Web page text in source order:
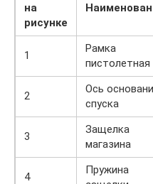
на
рисунке
1
Рамка
пистолетная
2
Ось
спуска
3
Защелка
магазина
4
Пружина